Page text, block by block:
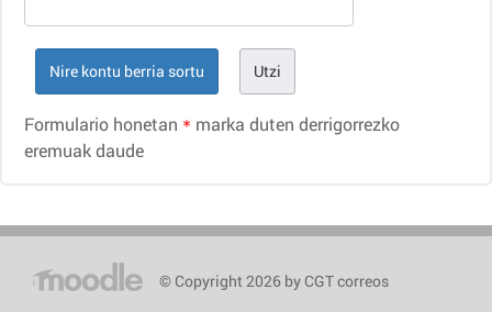
Formulario honetan
marka duten derrigorrezko
eremuak daude
Hasiera © Copyright 2026 by CGT correos